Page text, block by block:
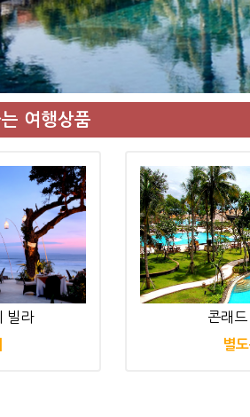
여행상품
빌라 콘래
별